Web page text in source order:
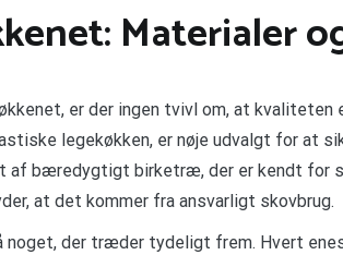
Materialer
er der ingen tvivl om, at kvaliteten
legekøkken, er nøje udvalgt for at
af bæredygtigt birketræ, der er kendt for
at det kommer fra ansvarligt skovbrug.
noget, der træder tydeligt frem. Hvert